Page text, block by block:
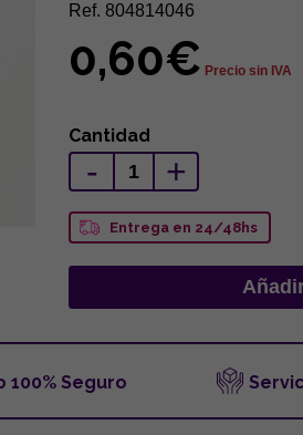
Ref. 804814046
0,60€ Precio sin IVA
Cantidad
- +
Entrega en 24/48hs
100% Seguro